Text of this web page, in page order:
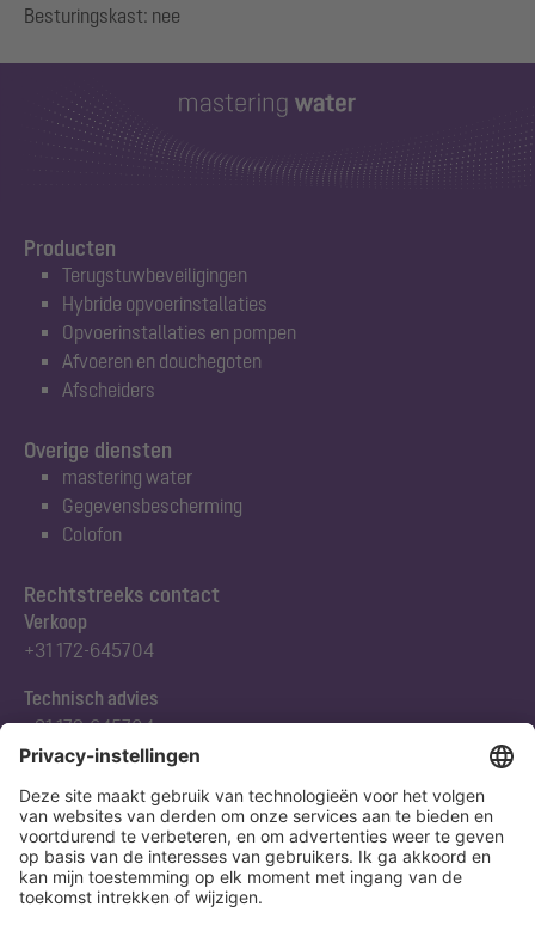
Producten
Terugstuwbeveiligingen
Hybride opvoerinstallaties
Opvoerinstallaties en pompen
Afvoeren en douchegoten
Afscheiders
Rechtstreeks contact
Verkoop
+31 172-645704
Technisch advies
+31 172-645704
Abonneert u zich op onze nieuwsbrief
Nu aanmelden
Overige diensten
mastering water
Gegevensbescherming
Colofon